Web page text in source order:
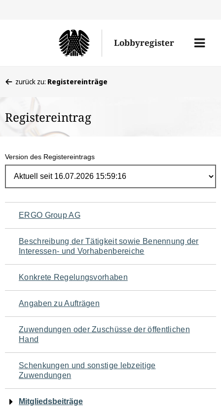
Lobbyregister
Menü
befinden
hier:
zurück zu: Registereinträge
Registereintrag
Version des Registereintrags
Navigation
für
den
Seiteninhalt
ERGO Group AG
Beschreibung der Tätigkeit sowie Benennung der
Interessen- und Vorhabenbereiche
Konkrete Regelungsvorhaben
Angaben zu Aufträgen
Zuwendungen oder Zuschüsse der öffentlichen
Hand
Schenkungen und sonstige lebzeitige
Zuwendungen
Mitgliedsbeiträge